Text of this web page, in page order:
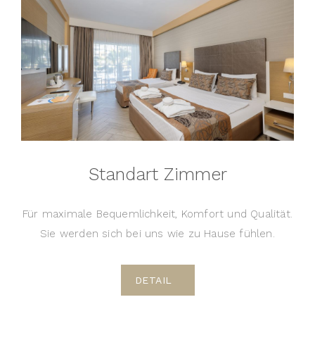
Standart Zimmer
Für maximale Bequemlichkeit, Komfort und Qualität.
Sie werden sich bei uns wie zu Hause fühlen.
DETAIL